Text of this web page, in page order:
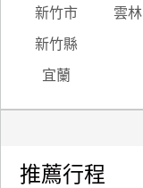
新竹市 雲林
新竹縣
宜蘭
推薦行程